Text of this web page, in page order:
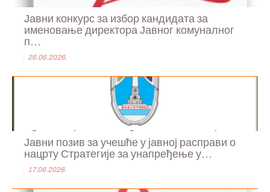
Јавни конкурс за избор кандидата за
именовање директора Јавног комуналног
п...
26.06.2026.
Јавни позив за учешће у јавној расправи о
нацрту Стратегије за унапређење у...
17.06.2026.